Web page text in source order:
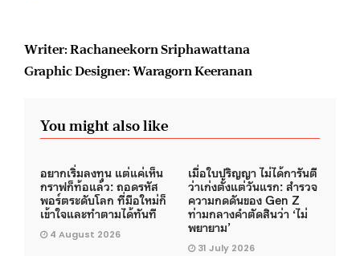
Writer: Rachaneekorn Sriphawattana
Graphic Designer: Waragorn Keeranan
You might also like
อยากเริ่มลงทุน แต่แค่เห็น
กราฟก็ท้อแล้ว: ถอดรหัส
พอร์ตระดับโลก ที่มือใหม่ก็
เข้าใจและทำตามได้ทันที
4 August 2026
เมื่อใบปริญญา ไม่ได้การันตี
ว่าเก่งตั้งแต่วันแรก: สำรวจ
ความกดดันของ Gen Z
ท่ามกลางคำตัดสินว่า ‘ไม่
พยายาม’
31 July 2026